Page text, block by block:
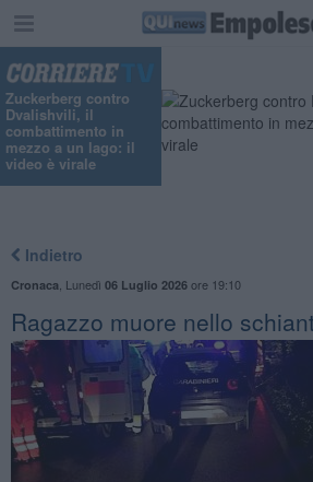
Zuckerberg contro
Dvalishvili, il
combattimento in
mezzo a un lago: il
video è virale
Indietro
Cronaca Lunedì 06 Luglio 2026ore 19:10
Ragazzo muore nello